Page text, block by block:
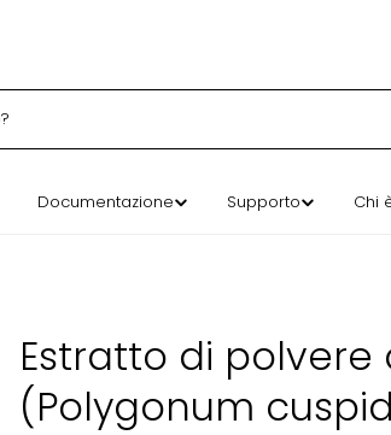
Documentazione Supporto Chi
Estratto di polvere
(Polygonum